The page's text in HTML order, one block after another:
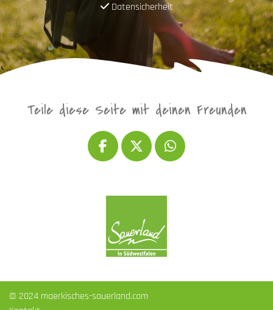
Datensicherheit
Teile diese Seite mit deinen Freunden
© 2024 maerkisches-sauerland.com